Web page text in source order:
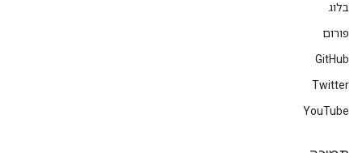
בלוג
פורום
GitHub
Twitter
YouTube